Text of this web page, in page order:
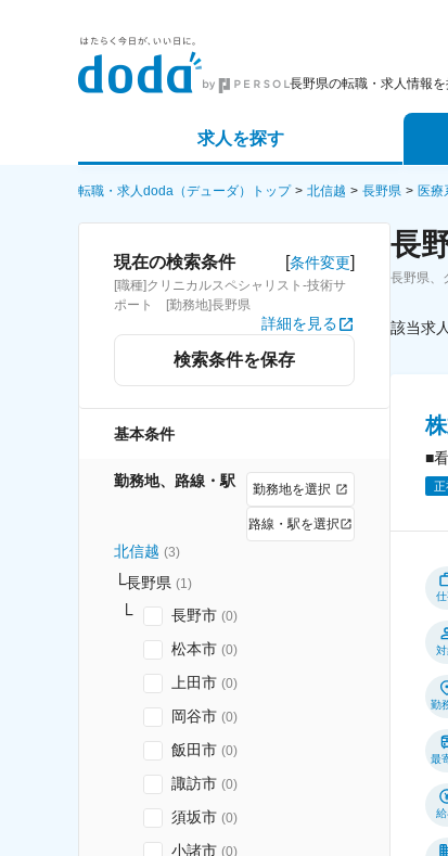
長野県の転職・求人情報を
求人を探す
詳細条件から探す
求人特集から探す
エ
ス
転職・求人doda（デューダ）トップ 北信越 長野県 医療
現在の検索条件 [条件変更]
[職種]クリニカルスペシャリスト-技術サ
ポート [勤務地]長野県
詳細を見る
検索条件を保存
基本条件
勤務地、路線・駅 勤務地を選択
路線・駅を選択
北信越 (3)
長野県 (1)
長野市 (0)
松本市 (0)
上田市 (0)
岡谷市 (0)
飯田市 (0)
諏訪市 (0)
須坂市 (0)
小諸市 (0)
長
長野県、
該当求
■
正
対
勤
最